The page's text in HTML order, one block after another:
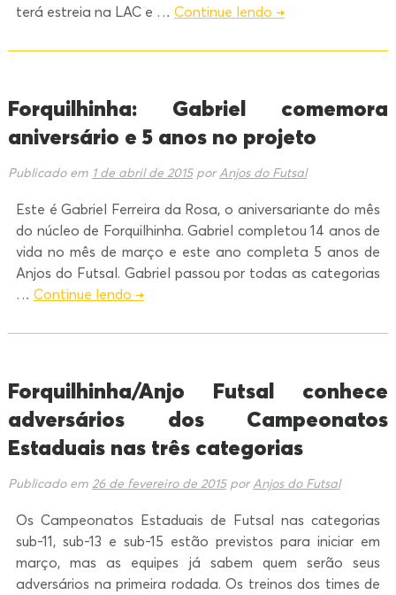
terá estreia na LAC e … Continue lendo →
Forquilhinha: Gabriel comemora
aniversário e 5 anos no projeto
Publicado em 1 de abril de 2015 por Anjos do Futsal
Este é Gabriel Ferreira da Rosa, o aniversariante do mês
do núcleo de Forquilhinha. Gabriel completou 14 anos de
vida no mês de março e este ano completa 5 anos de
Anjos do Futsal. Gabriel passou por todas as categorias
… Continue lendo →
Forquilhinha/Anjo Futsal conhece
adversários dos Campeonatos
Estaduais nas três categorias
Publicado em 26 de fevereiro de 2015 por Anjos do Futsal
Os Campeonatos Estaduais de Futsal nas categorias
sub-11, sub-13 e sub-15 estão previstos para iniciar em
março, mas as equipes já sabem quem serão seus
adversários na primeira rodada. Os treinos dos times de